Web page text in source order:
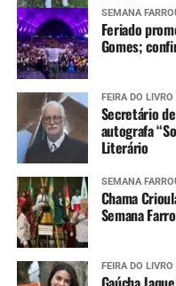
SEMANA
Feriado
Gomes;
FEIRA DO
Secretário
autografa
Literário
SEMANA
Chama
Semana
FEIRA DO